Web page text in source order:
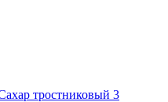
тростниковый 3